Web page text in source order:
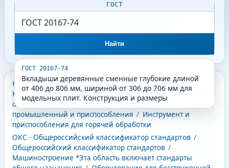
ГОСТ
Найти
ГОСТ 20167-74
Вкладыши деревянные сменные глубокие длиной
от 406 до 806 мм, шириной от 306 до 706 мм для
модельных плит. Конструкция и размеры
КГС - Классификатор государственных стандартов /
Классификатор государственных стандартов / Машины,
оборудование и инструмент
Инструмент
промышленный и приспособления / Инструмент и
приспособления для горячей обработки
ОКС - Общероссийский классификатор стандартов /
Общероссийский классификатор стандартов /
Машиностроение *Эта область включает стандарты